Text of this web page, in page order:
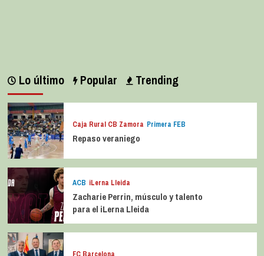
Lo último Popular Trending
Caja Rural CB Zamora Primera FEB
Repaso veraniego
ACB iLerna Lleida
Zacharie Perrin, músculo y talento
para el iLerna Lleida
FC Barcelona